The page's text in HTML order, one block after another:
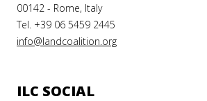
00142 - Rome, Italy
Tel. +39 06 5459 2445
info@landcoalition.org
ILC SOCIAL